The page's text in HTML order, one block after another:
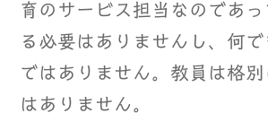
育のサービス担当なのであ
る必要はありませんし、何
ではありません。教員は格
はありません。